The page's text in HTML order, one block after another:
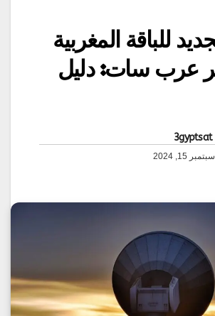
للباقة المغربية
عرب سات: دليل
3gyptsat
سبتمبر 15, 2024